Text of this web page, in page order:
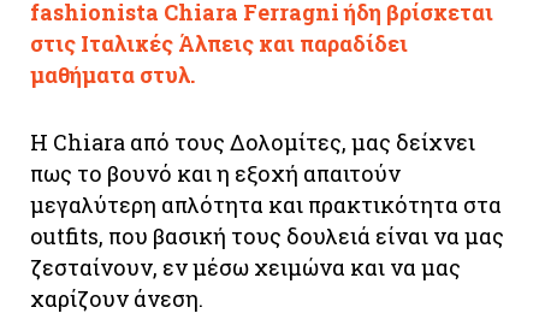
fashionista Chiara Ferragni ήδη βρίσκεται
στις Ιταλικές Άλπεις και παραδίδει
μαθήματα στυλ.
Η Chiara από τους Δολομίτες, μας δείχνει
πως το βουνό και η εξοχή απαιτούν
μεγαλύτερη απλότητα και πρακτικότητα στα
outfits, που βασική τους δουλειά είναι να μας
ζεσταίνουν, εν μέσω χειμώνα και να μας
χαρίζουν άνεση.